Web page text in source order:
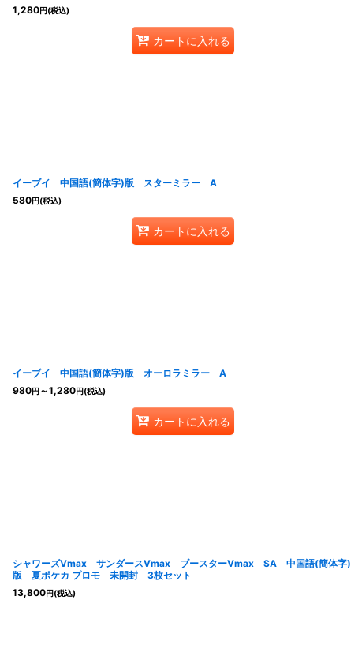
1,280円(税込)
カートに入れる
イーブイ 中国語(簡体字)版 スターミラー A
580円(税込)
カートに入れる
イーブイ 中国語(簡体字)版 オーロラミラー A
980円～1,280円(税込)
カートに入れる
シャワーズVmax サンダースVmax ブースターVmax SA 中国語(簡体字)
版 夏ポケカ プロモ 未開封 3枚セット
13,800円(税込)